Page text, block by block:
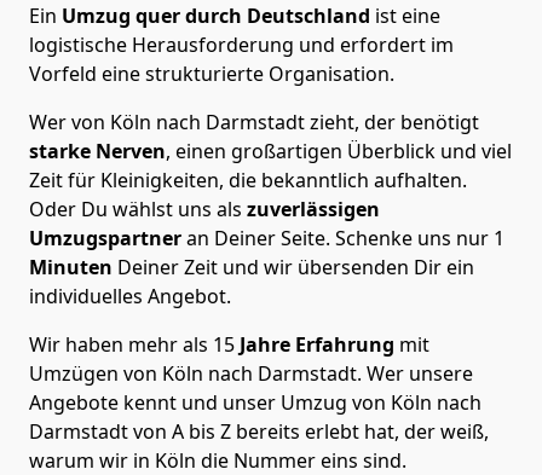
Ein Umzug quer durch Deutschland ist eine
logistische Herausforderung und erfordert im
Vorfeld eine strukturierte Organisation.
Wer von Köln nach Darmstadt zieht, der benötigt
starke Nerven, einen großartigen Überblick und viel
Zeit für Kleinigkeiten, die bekanntlich aufhalten.
Oder Du wählst uns als zuverlässigen
Umzugspartneran Deiner Seite. Schenke uns nur 1
Minuten Deiner Zeit und wir übersenden Dir ein
individuelles Angebot.
Wir haben mehr als 15 Jahre Erfahrung mit
Umzügen von Köln nach Darmstadt. Wer unsere
Angebote kennt und unser Umzug von Köln nach
Darmstadt von A bis Z bereits erlebt hat, der weiß,
warum wir in Köln die Nummer eins sind.